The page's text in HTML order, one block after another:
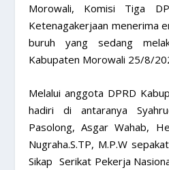
Morowali, Komisi Tiga
Ketenagakerjaan menerima
buruh yang sedang
Kabupaten Morowali 25/8/
Melalui anggota DPRD
hadiri di antaranya
Pasolong, Asgar Wahab,
Nugraha.S.TP, M.P.W
Sikap Serikat Pekerja